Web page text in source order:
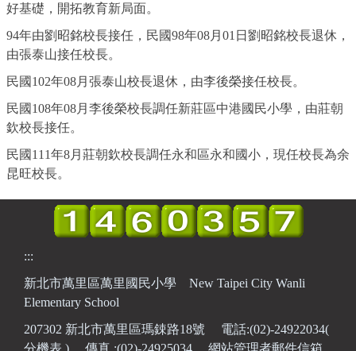
好基礎，開拓教育新局面。
94年由劉昭銘校長接任，民國98年08月01日劉昭銘校長退休，
由張泰山接任校長。
民國102年08月張泰山校長退休，由李後榮接任校長。
民國108年08月李後榮校長調任新莊區中港國民小學，由莊朝
欽校長接任。
民國111年8月莊朝欽校長調任永和區永和國小，現任校長為余
昆旺校長。
:::
新北市萬里區萬里國民小學 New Taipei City Wanli
Elementary School
207302 新北市萬里區瑪鋉路18號 電話:(02)-24922034(
分機表 ) 傳真 :(02)-24925034 網站管理者郵件信箱